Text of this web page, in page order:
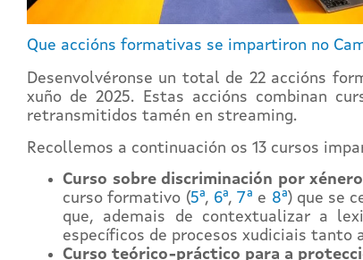
Que accións formativas se impartiron no
Desenvolvéronse un total de 22 accións
xuño de 2025. Estas accións combinan
retransmitidos tamén en streaming.
Recollemos a continuación os 13 cursos
Curso sobre discriminación por
curso formativo (5ª, 6ª,7ª e 8ª) que se
que, ademais de contextualizar a
específicos de procesos xudiciais
Curso teórico-práctico para a